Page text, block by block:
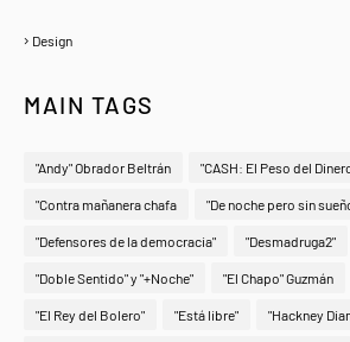
Design
MAIN TAGS
"Andy" Obrador Beltrán "CASH: El Peso del
"Contra mañanera chafa "De noche pero sin
"Defensores de la democracia" "Desmadruga2"
"Doble Sentido" y "+Noche" "El Chapo" Guzmán
"El Rey del Bolero" "Está libre" "Hackney